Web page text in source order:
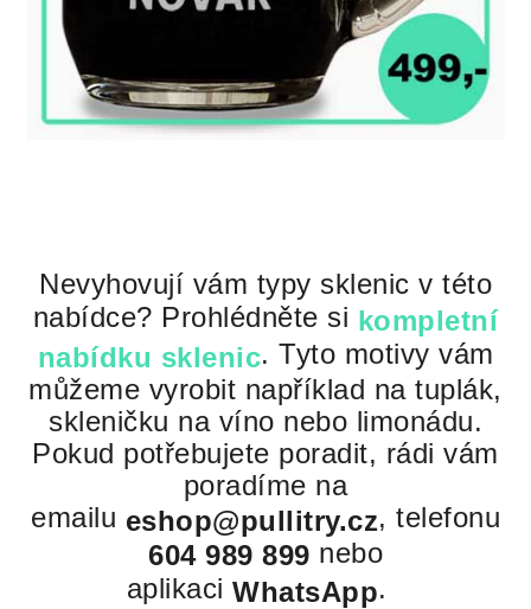
Nevyhovují vám typy sklenic v této
nabídce? Prohlédněte si kompletní
nabídku sklenic. Tyto motivy vám
můžeme vyrobit například na tuplák,
skleničku na víno nebo limonádu.
Pokud potřebujete poradit, rádi vám
poradíme na
emailu eshop@pullitry.cz, telefonu
604 989 899 nebo
aplikaci WhatsApp.